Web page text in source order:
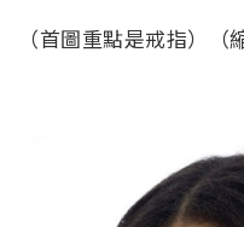
（首圖重點是戒指）（